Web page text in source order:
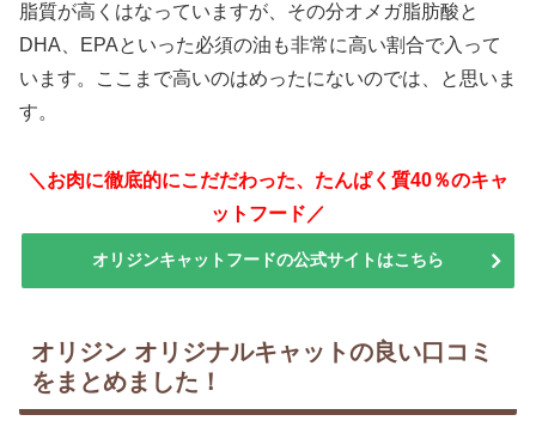
脂質が高くはなっていますが、その分オメガ脂肪酸と
DHA、EPAといった必須の油も非常に高い割合で入って
います。ここまで高いのはめったにないのでは、と思いま
す。
＼お肉に徹底的にこだだわった、たんぱく質40％のキャ
ットフード／
オリジンキャットフードの公式サイトはこちら
オリジン オリジナルキャットの良い口コミ
をまとめました！